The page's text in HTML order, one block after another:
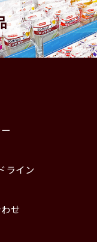
ライン
せ